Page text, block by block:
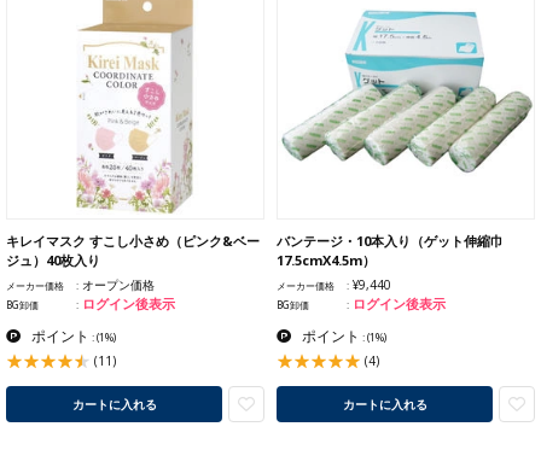
キレイマスク すこし小さめ（ピンク&ベー
ジュ）40枚入り
メーカー価格 オープン価格
BG卸価 ログイン後表示
ポイント :(1%)
(11)
カートに入れる
バンテージ・10本入り（ゲット伸縮巾
17.5cmX4.5m）
メーカー価格 ¥9,440
BG卸価 ログイン後表示
ポイント :(1%)
(4)
カートに入れる